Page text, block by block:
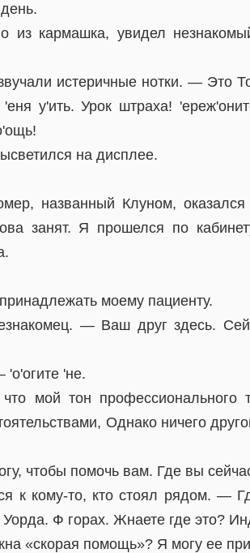
из кармашка, увидел
истеричные нотки. — Это
'еня у'ить. Урок штраха!
на дисплее.
названный Клуном,
занят. Я прошелся по
моему пациенту.
— Ваш друг здесь.
'не.
мой тон профессионального
Однако ничего
чтобы помочь вам. Где вы
к кому-то, кто стоял рядом. —
Ф горах. Жнаете где это?
«скорая помощь»? Я могу ее